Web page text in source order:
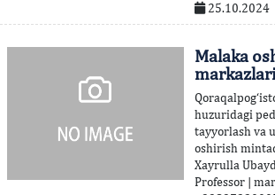
25.10.2024
Malaka
huzuridagi
tayyorlash va
oshirish
Xayrulla
Professor |